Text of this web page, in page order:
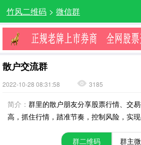
竹风二维码 > 微信群
散户交流群
2022-10-28 08:31:58 3185
简介： 群里的散户朋友分享股票行情、交
高，抓住行情，踏准节奏，控制风险，实
群二维码 群主